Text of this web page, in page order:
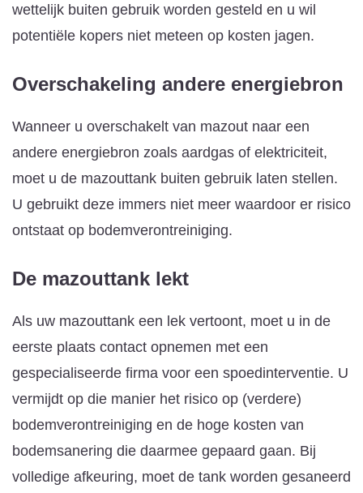
wettelijk buiten gebruik worden gesteld en u wil
potentiële kopers niet meteen op kosten jagen.
Overschakeling andere energiebron
Wanneer u overschakelt van mazout naar een
andere energiebron zoals aardgas of elektriciteit,
moet u de mazouttank buiten gebruik laten stellen.
U gebruikt deze immers niet meer waardoor er risico
ontstaat op bodemverontreiniging.
De mazouttank lekt
Als uw mazouttank een lek vertoont, moet u in de
eerste plaats contact opnemen met een
gespecialiseerde firma voor een spoedinterventie. U
vermijdt op die manier het risico op (verdere)
bodemverontreiniging en de hoge kosten van
bodemsanering die daarmee gepaard gaan. Bij
volledige afkeuring, moet de tank worden gesaneerd